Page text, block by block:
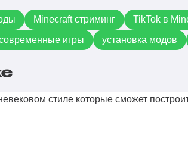
Minecraft стриминг TikTok в
игры установка модов